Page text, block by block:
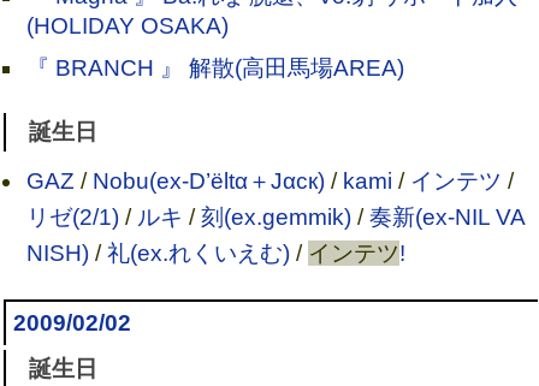
(HOLIDAY OSAKA)
『 BRANCH 』 解散(高田馬場AREA)
誕生日
GAZ / Nobu(ex-D’ёltα＋Jαск)/ kami / インテツ /
リゼ(2/1)/ ルキ /刻(ex.gemmik)/奏新(ex-NIL VA
NISH)/礼(ex.れくいえむ)/ インテツ!
2009/02/02
誕生日